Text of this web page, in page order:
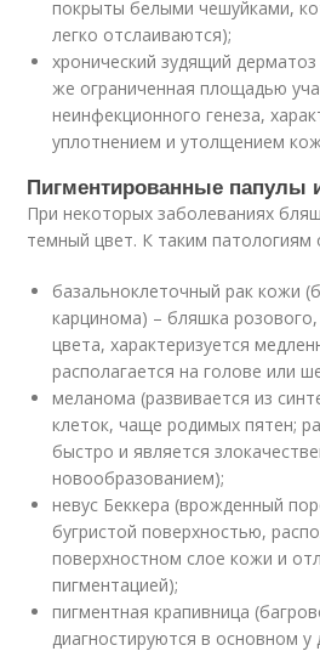
покрыты белыми чешуйками,
легко отслаиваются);
хронический зудящий
же ограниченная площадью
неинфекционного генеза,
уплотнением и утолщением
Пигментированные папулы
При некоторых заболеваниях
темный цвет. К таким патологиям
базальноклеточный рак кожи
карцинома) – бляшка
цвета, характеризуется
располагается на голове или
меланома (развивается из
клеток, чаще родимых пятен;
быстро и является
новообразованием);
невус Беккера (врожденный
бугристой поверхностью,
поверхностном слое кожи и
пигментацией);
пигментная крапивница
диагностируются в основном у